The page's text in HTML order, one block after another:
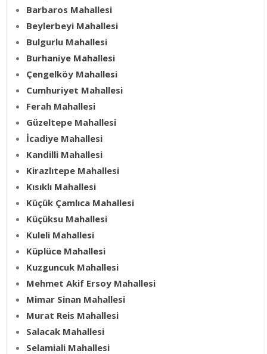
Barbaros Mahallesi
Beylerbeyi Mahallesi
Bulgurlu Mahallesi
Burhaniye Mahallesi
Çengelköy Mahallesi
Cumhuriyet Mahallesi
Ferah Mahallesi
Güzeltepe Mahallesi
İcadiye Mahallesi
Kandilli Mahallesi
Kirazlıtepe Mahallesi
Kısıklı Mahallesi
Küçük Çamlıca Mahallesi
Küçüksu Mahallesi
Kuleli Mahallesi
Küplüce Mahallesi
Kuzguncuk Mahallesi
Mehmet Akif Ersoy Mahallesi
Mimar Sinan Mahallesi
Murat Reis Mahallesi
Salacak Mahallesi
Selamiali Mahallesi